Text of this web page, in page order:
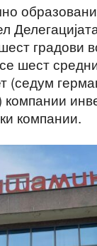
градови
шест
(седум
компании
компании.